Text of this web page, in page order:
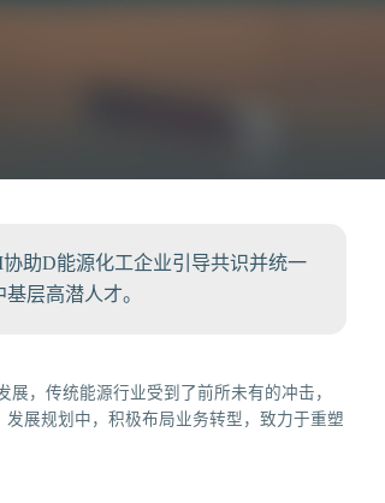
助D能源化工企业引导共识并统一
层高潜人才。
，传统能源行业受到了前所未有的冲击，
展规划中，积极布局业务转型，致力于重塑